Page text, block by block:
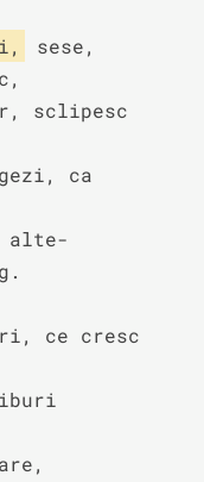
sese,
sclipesc
ca
alte-
ce cresc